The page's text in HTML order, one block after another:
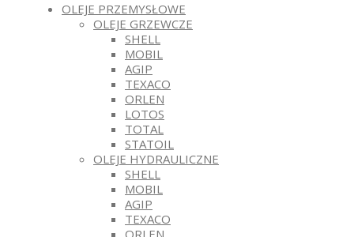
OLEJE PRZEMYSŁOWE
OLEJE GRZEWCZE
SHELL
MOBIL
AGIP
TEXACO
ORLEN
LOTOS
TOTAL
STATOIL
OLEJE HYDRAULICZNE
SHELL
MOBIL
AGIP
TEXACO